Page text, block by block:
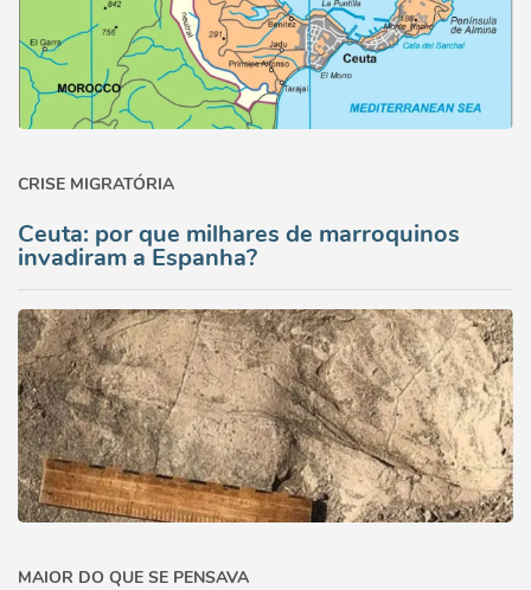
CRISE MIGRATÓRIA
Ceuta: por que milhares de marroquinos
invadiram a Espanha?
MAIOR DO QUE SE PENSAVA